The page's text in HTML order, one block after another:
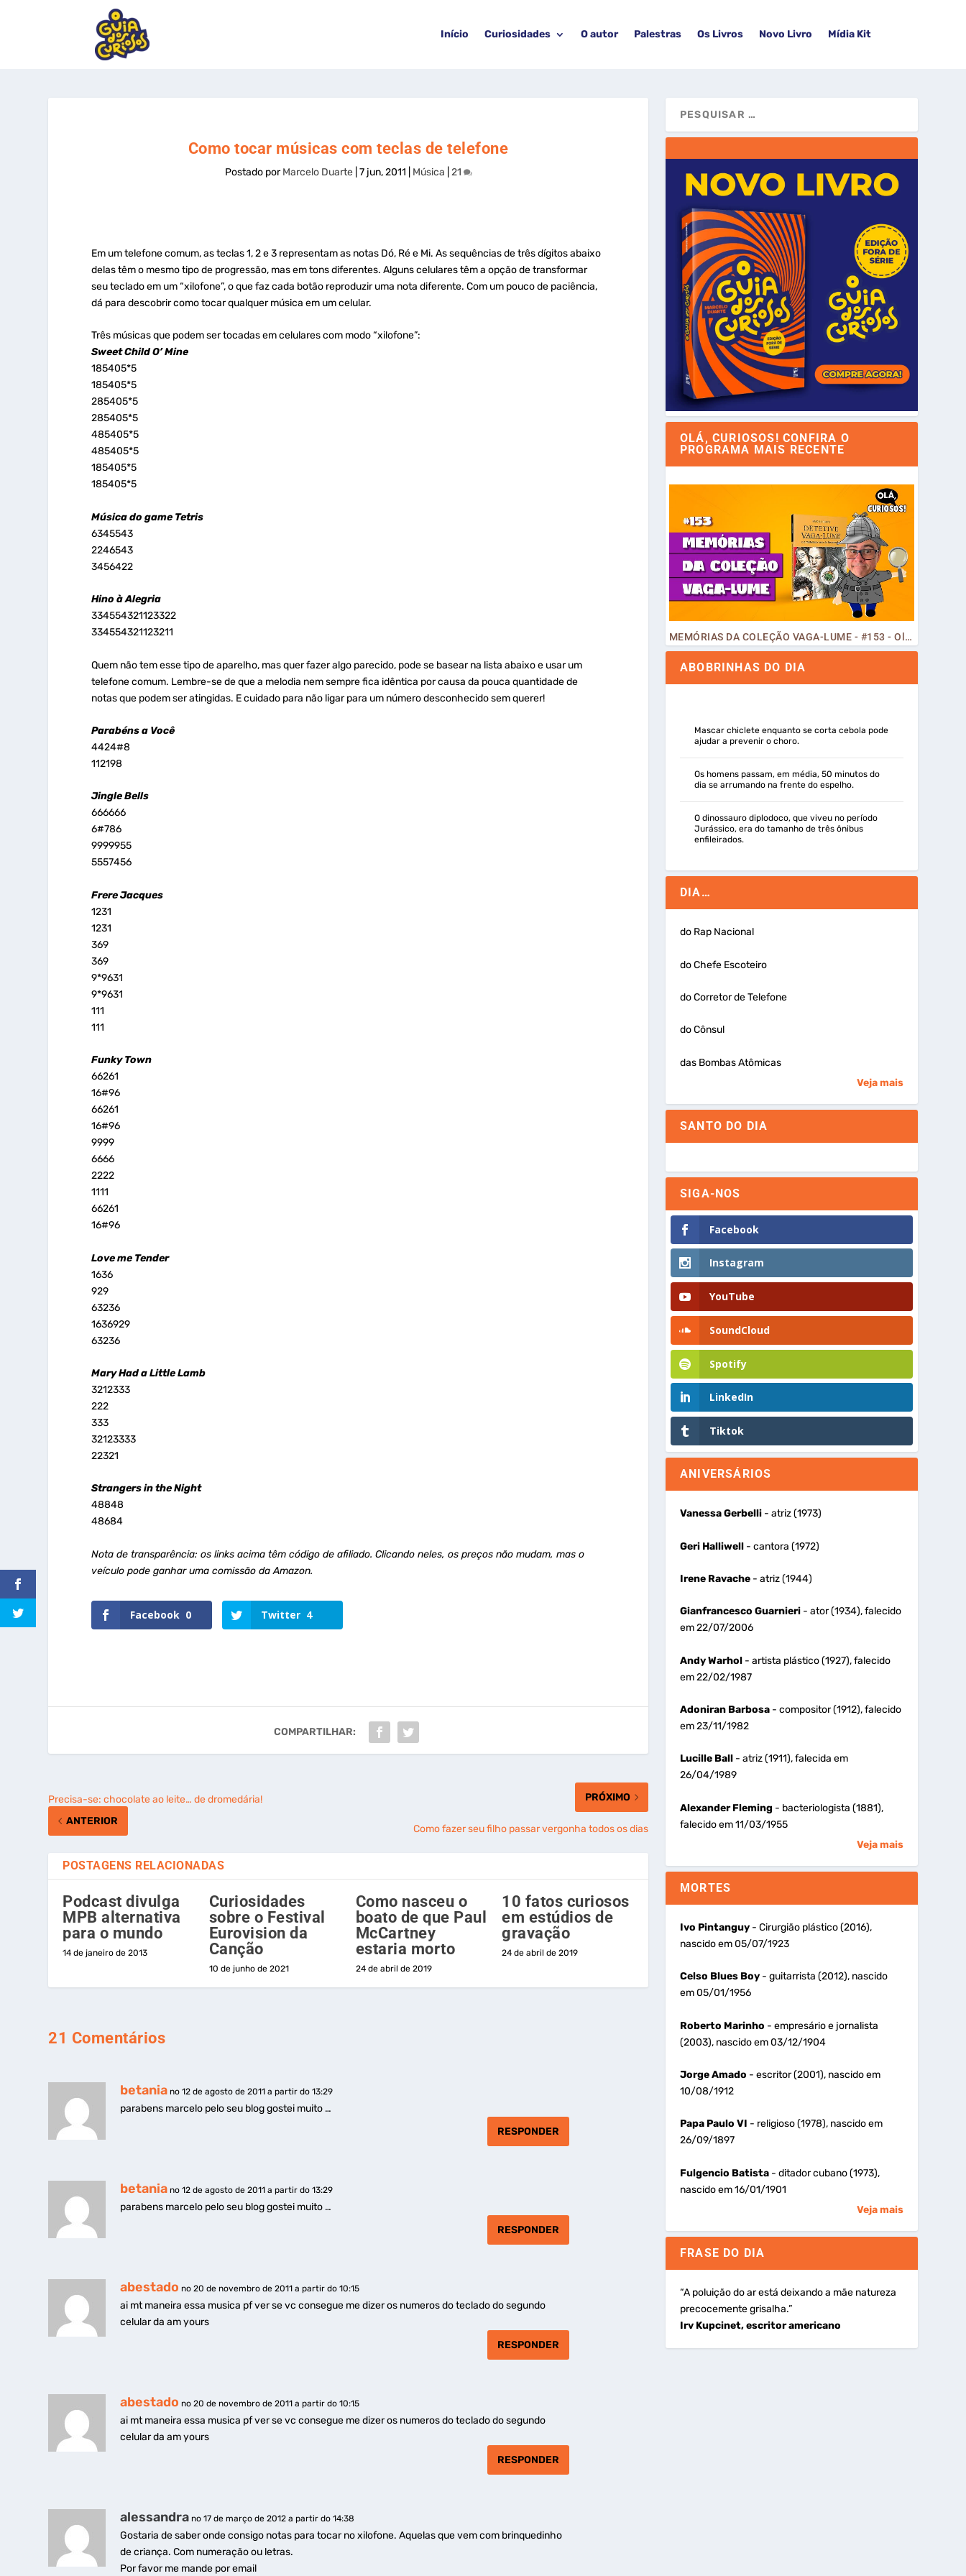
Início Curiosidades O autor Palestras Os Livros Novo Livro Mídia Kit
Como tocar músicas com teclas de telefone
Postado porMarcelo Duarte| 7 jun, 2011 Música 21
Em um telefone comum, as teclas 1, 2 e 3 representam as notas Dó, Ré e Mi. As sequências de três dígitos abaixo
delas têm o mesmo tipo de progressão, mas em tons diferentes. Alguns celulares têm a opção de transformar
seu teclado em um “xilofone”, o que faz cada botão reproduzir uma nota diferente. Com um pouco de paciência,
dá para descobrir como tocar qualquer música em um celular.
Três músicas que podem ser tocadas em celulares com modo “xilofone”:
Sweet Child O’ Mine
185405*5
185405*5
285405*5
285405*5
485405*5
485405*5
185405*5
185405*5
Música do game Tetris
6345543
2246543
3456422
Hino à Alegria
334554321123322
334554321123211
Quem não tem esse tipo de aparelho, mas quer fazer algo parecido, pode se basear na lista abaixo e usar um
telefone comum. Lembre-se de que a melodia nem sempre fica idêntica por causa da pouca quantidade de
notas que podem ser atingidas. E cuidado para não ligar para um número desconhecido sem querer!
Parabéns a Você
4424#8
112198
Jingle Bells
666666
6#786
9999955
5557456
Frere Jacques
1231
1231
369
369
9*9631
9*9631
111
111
Funky Town
66261
16#96
66261
16#96
9999
6666
2222
1111
66261
16#96
Love me Tender
1636
929
63236
1636929
63236
Mary Had a Little Lamb
3212333
222
333
32123333
22321
Strangers in the Night
48848
48684
Nota de transparência: os links acima têm código de afiliado. Clicando neles, os preços não mudam, mas o
veículo pode ganhar uma comissão da Amazon.
Facebook 0 Twitter 4
COMPARTILHAR:
Precisa-se: chocolate ao leite… de dromedária!
ANTERIOR
PRÓXIMO
Como fazer seu filho passar vergonha todos os dias
POSTAGENS RELACIONADAS
Podcast divulga
MPB alternativa
para o mundo
14 de janeiro de 2013
Curiosidades
sobre o Festival
Eurovision da
Canção
10 de junho de 2021
Como nasceu o
boato de que Paul
McCartney
estaria morto
24 de abril de 2019
10 fatos curiosos
em estúdios de
gravação
24 de abril de 2019
21 Comentários
betania no 12 de agosto de 2011 a partir do 13:29
parabens marcelo pelo seu blog gostei muito …
RESPONDER
betania no 12 de agosto de 2011 a partir do 13:29
parabens marcelo pelo seu blog gostei muito …
RESPONDER
abestado no 20 de novembro de 2011 a partir do 10:15
ai mt maneira essa musica pf ver se vc consegue me dizer os numeros do teclado do segundo
celular da am yours
RESPONDER
abestado no 20 de novembro de 2011 a partir do 10:15
ai mt maneira essa musica pf ver se vc consegue me dizer os numeros do teclado do segundo
celular da am yours
RESPONDER
alessandra no 17 de março de 2012 a partir do 14:38
Gostaria de saber onde consigo notas para tocar no xilofone. Aquelas que vem com brinquedinho
de criança. Com numeração ou letras.
Por favor me mande por email
OLÁ, CURIOSOS! CONFIRA O
PROGRAMA MAIS RECENTE
MEMÓRIAS DA COLEÇÃO VAGA-LUME - #153 - Olá, Curiosos! 2023
ABOBRINHAS DO DIA
Mascar chiclete enquanto se corta cebola pode
ajudar a prevenir o choro.
Os homens passam, em média, 50 minutos do
dia se arrumando na frente do espelho.
O dinossauro diplodoco, que viveu no período
Jurássico, era do tamanho de três ônibus
enfileirados.
DIA…
do Rap Nacional
do Chefe Escoteiro
do Corretor de Telefone
do Cônsul
das Bombas Atômicas
Veja mais
SANTO DO DIA
SIGA-NOS
Facebook
Instagram
YouTube
SoundCloud
Spotify
LinkedIn
Tiktok
ANIVERSÁRIOS
Vanessa Gerbelli- atriz (1973)
Geri Halliwell- cantora (1972)
Irene Ravache- atriz (1944)
Gianfrancesco Guarnieri- ator (1934), falecido
em 22/07/2006
Andy Warhol- artista plástico (1927), falecido
em 22/02/1987
Adoniran Barbosa- compositor (1912), falecido
em 23/11/1982
Lucille Ball- atriz (1911), falecida em
26/04/1989
Alexander Fleming - bacteriologista (1881),
falecido em 11/03/1955
Veja mais
MORTES
Ivo Pintanguy- Cirurgião plástico (2016),
nascido em 05/07/1923
Celso Blues Boy- guitarrista (2012), nascido
em 05/01/1956
Roberto Marinho - empresário e jornalista
(2003), nascido em 03/12/1904
Jorge Amado - escritor (2001), nascido em
10/08/1912
Papa Paulo VI - religioso (1978), nascido em
26/09/1897
Fulgencio Batista- ditador cubano (1973),
nascido em 16/01/1901
Veja mais
FRASE DO DIA
“A poluição do ar está deixando a mãe natureza
precocemente grisalha.”
Irv Kupcinet, escritor americano